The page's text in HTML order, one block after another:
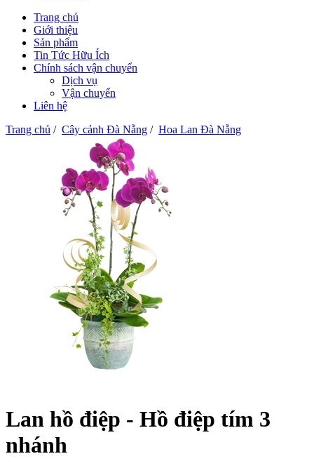
Trang chủ
Giới thiệu
Sản phẩm
Tin Tức Hữu Ích
Chính sách vận chuyển
Dịch vụ
Vận chuyển
Liên hệ
Trang chủ / Cây cảnh Đà Nẵng / Hoa Lan Đà Nẵng
Lan hồ điệp - Hồ điệp tím 3
nhánh